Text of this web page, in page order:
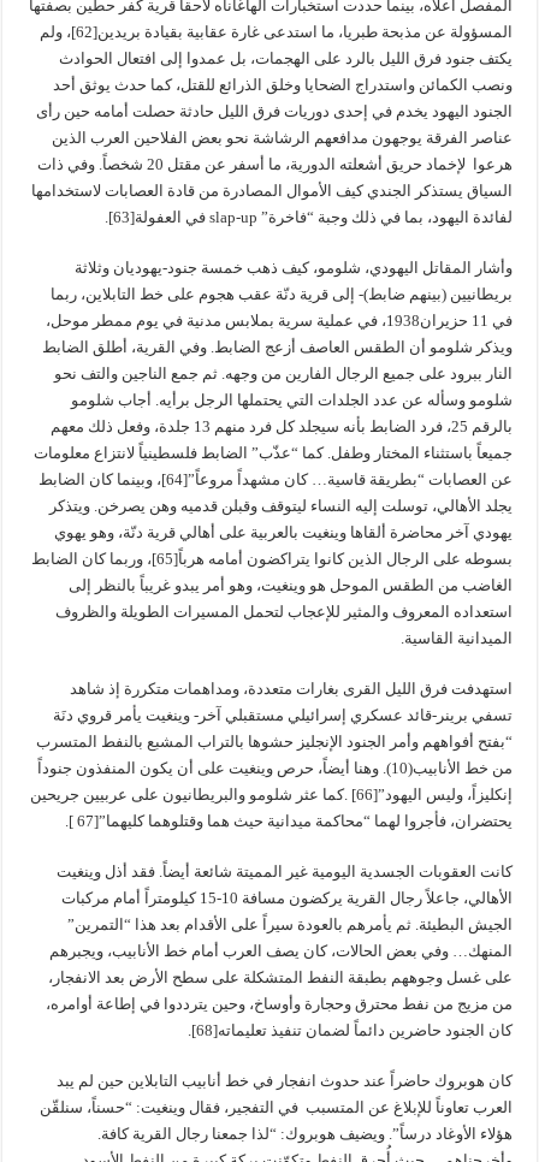
المفصل أعلاه، بينما حددت استخبارات الهاغاناه لاحقاً قرية كفر حطين بصفتها
المسؤولة عن مذبحة طبريا، ما استدعى غارة عقابية بقيادة بريدين[62]، ولم
يكتف جنود فرق الليل بالرد على الهجمات، بل عمدوا إلى افتعال الحوادث
ونصب الكمائن واستدراج الضحايا وخلق الذرائع للقتل، كما حدث يوثق أحد
الجنود اليهود يخدم في إحدى دوريات فرق الليل حادثة حصلت أمامه حين رأى
عناصر الفرقة يوجهون مدافعهم الرشاشة نحو بعض الفلاحين العرب الذين
هرعوا لإخماد حريق أشعلته الدورية، ما أسفر عن مقتل 20 شخصاً. وفي ذات
السياق يستذكر الجندي كيف الأموال المصادرة من قادة العصابات لاستخدامها
لفائدة اليهود، بما في ذلك وجبة “فاخرة” slap-up في العفولة[63].
وأشار المقاتل اليهودي، شلومو، كيف ذهب خمسة جنود-يهوديان وثلاثة
بريطانيين (بينهم ضابط)- إلى قرية دنّة عقب هجوم على خط التابلاين، ربما
في 11 حزيران1938، في عملية سرية بملابس مدنية في يوم ممطر موحل،
ويذكر شلومو أن الطقس العاصف أزعج الضابط. وفي القرية، أطلق الضابط
النار ببرود على جميع الرجال الفارين من وجهه. ثم جمع الناجين والتف نحو
شلومو وسأله عن عدد الجلدات التي يحتملها الرجل برأيه. أجاب شلومو
بالرقم 25، فرد الضابط بأنه سيجلد كل فرد منهم 13 جلدة، وفعل ذلك معهم
جميعاً باستثناء المختار وطفل. كما “عذّب” الضابط فلسطينياً لانتزاع معلومات
عن العصابات “بطريقة قاسية… كان مشهداً مروعاً”[64]، وبينما كان الضابط
يجلد الأهالي، توسلت إليه النساء ليتوقف وقبلن قدميه وهن يصرخن. ويتذكر
يهودي آخر محاضرة ألقاها وينغيت بالعربية على أهالي قرية دنّة، وهو يهوي
بسوطه على الرجال الذين كانوا يتراكضون أمامه هرباً[65]، وربما كان الضابط
الغاضب من الطقس الموحل هو وينغيت، وهو أمر يبدو غريباً بالنظر إلى
استعداده المعروف والمثير للإعجاب لتحمل المسيرات الطويلة والظروف
الميدانية القاسية.
استهدفت فرق الليل القرى بغارات متعددة، ومداهمات متكررة إذ شاهد
تسفي برينر-قائد عسكري إسرائيلي مستقبلي آخر- وينغيت يأمر قروي دنَة
“بفتح أفواههم وأمر الجنود الإنجليز حشوها بالتراب المشبع بالنفط المتسرب
من خط الأنابيب(10). وهنا أيضاً، حرص وينغيت على أن يكون المنفذون جنوداً
إنكليزاً، وليس اليهود”[66] .كما عثر شلومو والبريطانيون على عربيين جريحين
يحتضران، فأجروا لهما “محاكمة ميدانية حيث هما وقتلوهما كليهما”[67 ].
كانت العقوبات الجسدية اليومية غير المميتة شائعة أيضاً. فقد أذل وينغيت
الأهالي، جاعلاً رجال القرية يركضون مسافة 10-15 كيلومتراً أمام مركبات
الجيش البطيئة. ثم يأمرهم بالعودة سيراً على الأقدام بعد هذا “التمرين”
المنهك… وفي بعض الحالات، كان يصف العرب أمام خط الأنابيب، ويجبرهم
على غسل وجوههم بطبقة النفط المتشكلة على سطح الأرض بعد الانفجار،
من مزيج من نفط محترق وحجارة وأوساخ، وحين يترددوا في إطاعة أوامره،
كان الجنود حاضرين دائماً لضمان تنفيذ تعليماته[68].
كان هوبروك حاضراً عند حدوث انفجار في خط أنابيب التابلاين حين لم يبد
العرب تعاوناً للإبلاغ عن المتسبب في التفجير، فقال وينغيت: “حسناً، سنلقّن
هؤلاء الأوغاد درساً”. ويضيف هوبروك: “لذا جمعنا رجال القرية كافة.